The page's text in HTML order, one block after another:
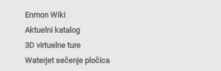
Enmon Wiki
Aktuelni katalog
3D virtuelne ture
Waterjet sečenje pločica